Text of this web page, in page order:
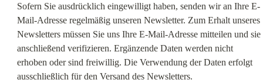
Sofern Sie ausdrücklich eingewilligt haben, senden wir an Ihre E-
Mail-Adresse regelmäßig unseren Newsletter. Zum Erhalt unseres
Newsletters müssen Sie uns Ihre E-Mail-Adresse mitteilen und sie
anschließend verifizieren. Ergänzende Daten werden nicht
erhoben oder sind freiwillig. Die Verwendung der Daten erfolgt
ausschließlich für den Versand des Newsletters.